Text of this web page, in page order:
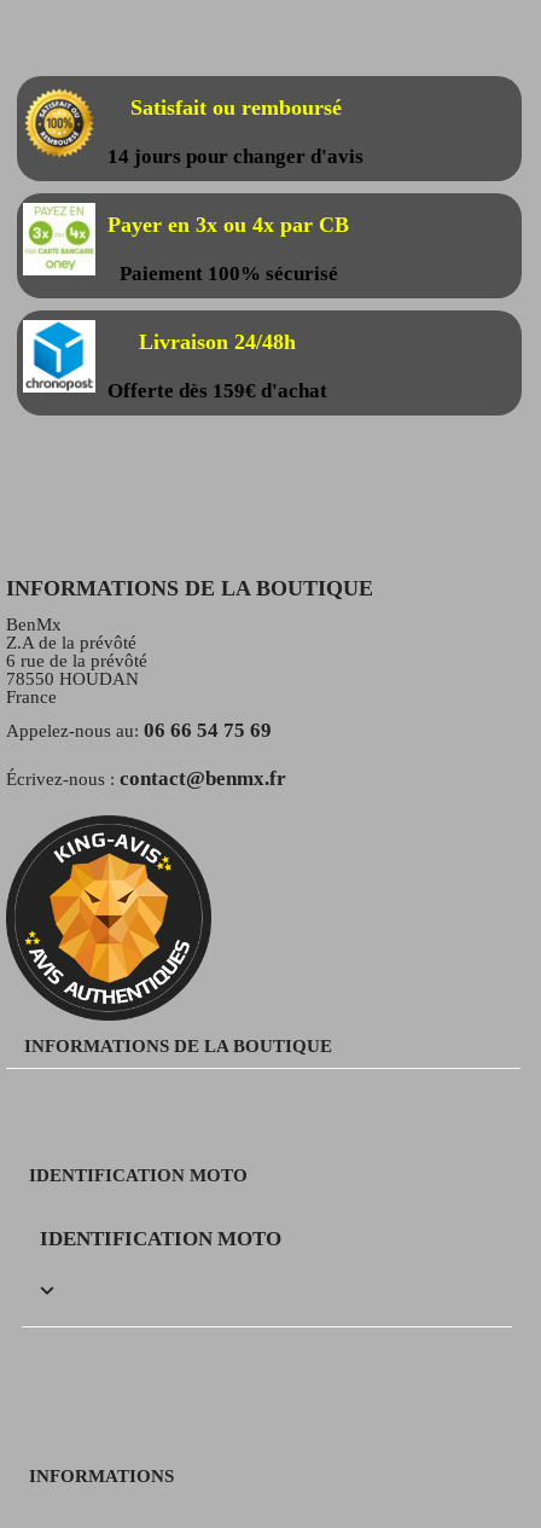
Satisfait ou remboursé
14 jours pour changer d'avis
Payer en 3x ou 4x par CB
Paiement 100% sécurisé
Livraison 24/48h
Offerte dès 159€ d'achat
INFORMATIONS DE LA BOUTIQUE
BenMx
Z.A de la prévôté
6 rue de la prévôté
78550 HOUDAN
France
Appelez-nous au: 06 66 54 75 69
Écrivez-nous : contact@benmx.fr
INFORMATIONS DE LA BOUTIQUE
IDENTIFICATION MOTO
IDENTIFICATION MOTO

INFORMATIONS